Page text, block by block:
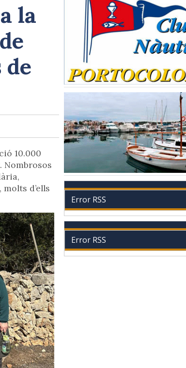
la
de
10.000
Nombrosos
d’ells
Error RSS
Error RSS